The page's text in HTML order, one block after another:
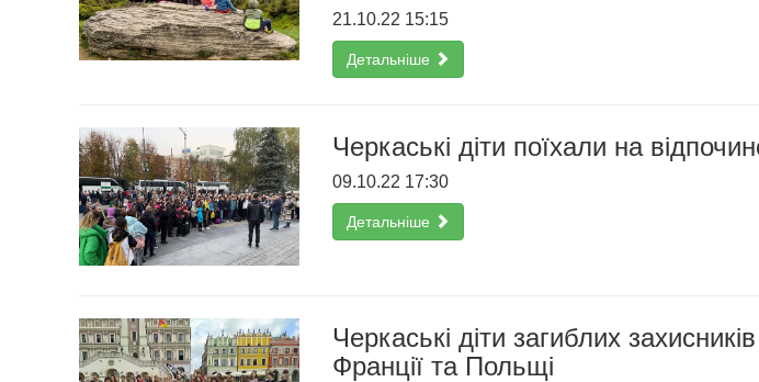
21.10.22 15:15
Детальніше
Черкаські діти поїхали на
09.10.22 17:30
Детальніше
Черкаські діти загиблих
Франції та Польщі